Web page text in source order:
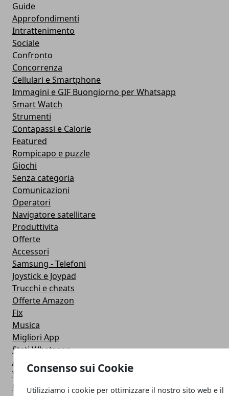
Consenso sui Cookie
Utilizziamo i cookie per ottimizzare il nostro sito web e il
Guide
Approfondimenti
Intrattenimento
Sociale
Confronto
Concorrenza
Cellulari e Smartphone
Immagini e GIF Buongiorno per Whatsapp
Smart Watch
Strumenti
Contapassi e Calorie
Featured
Rompicapo e puzzle
Giochi
Senza categoria
Comunicazioni
Operatori
Navigatore satellitare
Produttivita
Offerte
Accessori
Samsung - Telefoni
Joystick e Joypad
Trucchi e cheats
Offerte Amazon
Fix
Musica
Migliori App
Stati Whatsapp
Applicazioni
Viaggi
Galaxy Note 5